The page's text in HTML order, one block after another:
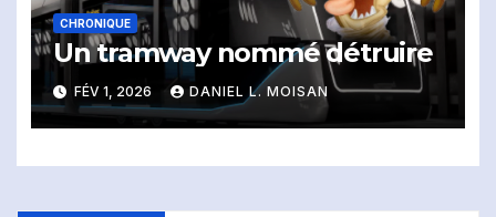
CHRONIQUE
Un tramway nommé détruire
FÉV 1, 2026 DANIEL L. MOISAN